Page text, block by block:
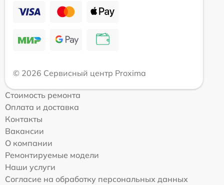
© 2026 Сервисный центр Proxima
Стоимость ремонта
Оплата и доставка
Контакты
Вакансии
О компании
Ремонтируемые модели
Наши услуги
Согласие на обработку персональных данных